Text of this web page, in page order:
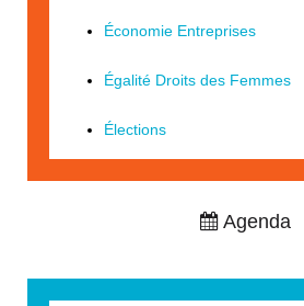
Économie Entreprises
Égalité Droits des Femmes
Élections
Agenda